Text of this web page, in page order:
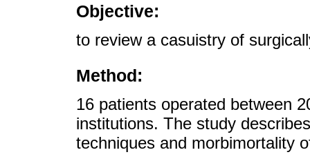
Objective:
to review a casuistry of
Method:
16 patients operated between
institutions. The study
techniques and morbimortality